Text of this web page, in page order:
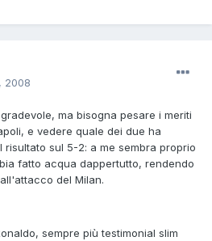
2008
ma bisogna pesare i meriti
e vedere quale dei due ha
risultato sul 5-2: a me sembra proprio
fatto acqua dappertutto, rendendo
del Milan.
sempre più testimonial slim